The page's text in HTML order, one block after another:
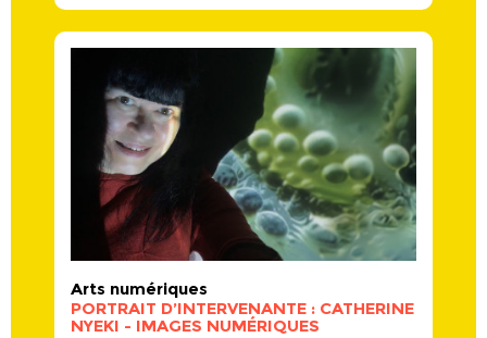
Arts numériques
PORTRAIT D’INTERVENANTE : CATHERINE
NYEKI - IMAGES NUMÉRIQUES